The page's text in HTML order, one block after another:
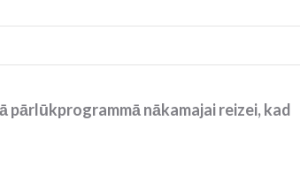
pārlūkprogrammā nākamajai reizei, kad